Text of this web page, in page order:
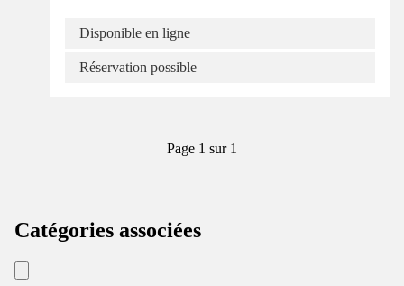
Disponible en ligne
Réservation possible
Page 1 sur 1
Catégories associées